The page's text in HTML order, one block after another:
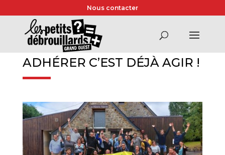
Nous contacter
ADHÉRER C’EST DÉJÀ AGIR !